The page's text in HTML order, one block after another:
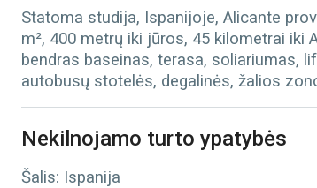
Statoma studija, Ispanijoje, Alicante
m², 400 metrų iki jūros, 45 kilometrai
bendras baseinas, terasa, soliariumas,
autobusų stotelės, degalinės, žalios
Nekilnojamo turto ypatybės
Šalis: Ispanija